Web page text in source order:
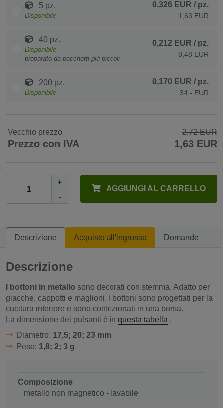
5 pz.
Disponibile
0,326 EUR / pz.
1,63 EUR
40 pz.
Disponibile
preparato da pacchetti più piccoli
0,212 EUR / pz.
8,48 EUR
200 pz.
Disponibile
0,170 EUR / pz.
34,- EUR
Vecchio prezzo 2,72 EUR
Prezzo con IVA 1,63 EUR
+
-
AGGIUNGI AL CARRELLO
Descrizione Acquisto all'ingrosso Domande
Descrizione
I bottoni in metallo sono decorati con stemma. Adatto per
giacche, cappotti e maglioni. I bottoni sono progettati per la
cucitura inferiore e sono confezionati in una borsa.
La dimensione dei pulsanti è in questa tabella .
Diametro: 17,5; 20; 23 mm
Peso: 1,8; 2; 3 g
Composizione
metallo non magnetico - lavabile